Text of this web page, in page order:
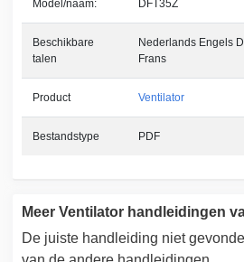
Model/naam: DFT35Z
Beschikbare
talen
Nederlands Engels
Frans
Product Ventilator
Bestandstype PDF
Meer Ventilator handleidingen
De juiste handleiding niet